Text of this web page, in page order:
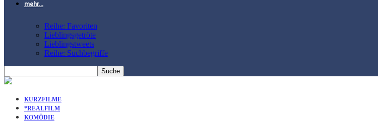
mehr…
Reihe: Favoriten
Lieblingsgetröte
Lieblingstweets
Reihe: Suchbegriffe
KURZFILME
*REALFILM
KOMÖDIE